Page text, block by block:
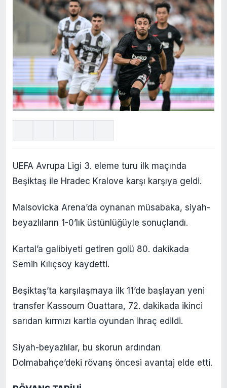
UEFA Avrupa Ligi 3. eleme turu ilk maçında
Beşiktaş ile Hradec Kralove karşı karşıya geldi.
Malsovicka Arena’da oynanan müsabaka, siyah-
beyazlıların 1-0’lık üstünlüğüyle sonuçlandı.
Kartal’a galibiyeti getiren golü 80. dakikada
Semih Kılıçsoy kaydetti.
Beşiktaş’ta karşılaşmaya ilk 11’de başlayan yeni
transfer Kassoum Ouattara, 72. dakikada ikinci
sarıdan kırmızı kartla oyundan ihraç edildi.
Siyah-beyazlılar, bu skorun ardından
Dolmabahçe’deki rövanş öncesi avantaj elde etti.